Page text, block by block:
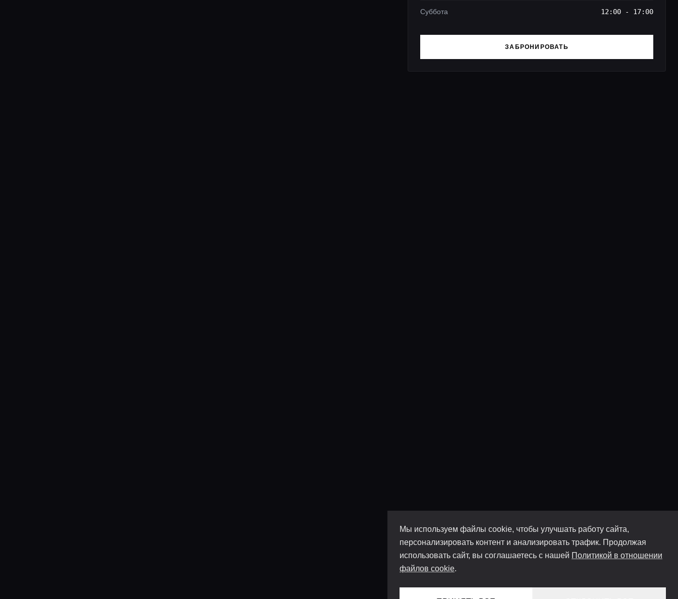
Мы используем файлы cookie, чтобы улучшать работу сайта,
персонализировать контент и анализировать трафик. Продолжая
использовать сайт, вы соглашаетесь с нашей Политикой в отношении
файлов cookie.
Суббота 12:00 - 17:00
ЗАБРОНИРОВАТЬ